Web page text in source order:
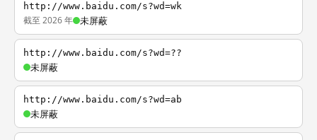
http://www.baidu.com/s?wd=wk
截至 2026 年 未屏蔽
http://www.baidu.com/s?wd=??
未屏蔽
http://www.baidu.com/s?wd=ab
未屏蔽